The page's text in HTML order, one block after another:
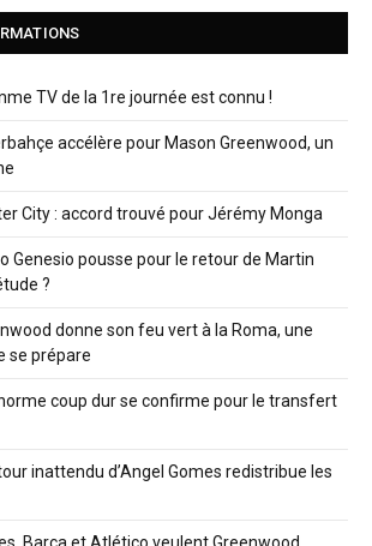
TV de la 1re journée est connu !
accélère pour Mason Greenwood, un
City : accord trouvé pour Jérémy Monga
Genesio pousse pour le retour de Martin
?
donne son feu vert à la Roma, une
se prépare
coup dur se confirme pour le transfert
inattendu d’Angel Gomes redistribue les